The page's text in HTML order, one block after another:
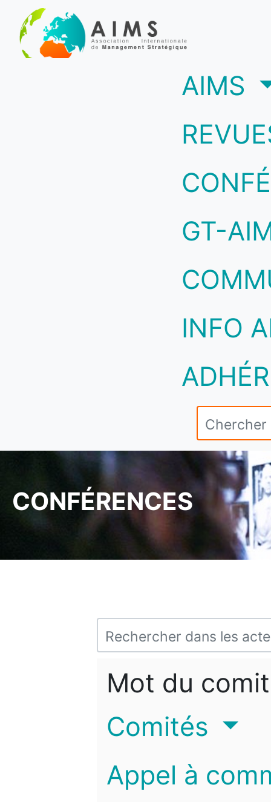
AIMS
GT-
INFO
CONFÉRENCES
Mot du
Comités
Appel à